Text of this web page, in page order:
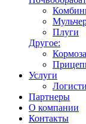
Плуги
Другое:
Услуги
Партнеры
О компании
Контакты